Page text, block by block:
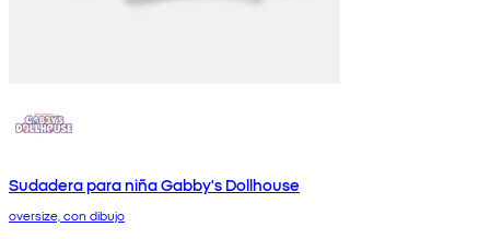
Sudadera para niña Gabby's Dollhouse
oversize, con dibujo